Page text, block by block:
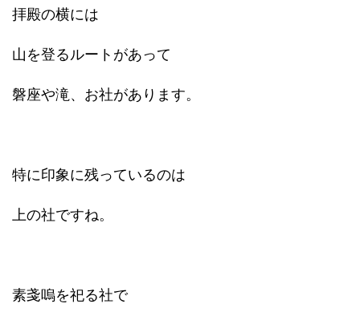
拝殿の横には
山を登るルートがあって
磐座や滝、お社があります。
特に印象に残っているのは
上の社ですね。
素戔嗚を祀る社で